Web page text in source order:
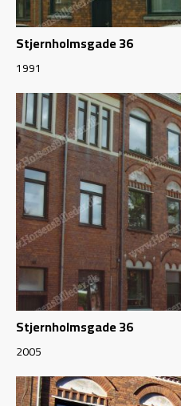
Stjernholmsgade 36
1991
Stjernholmsgade 36
2005